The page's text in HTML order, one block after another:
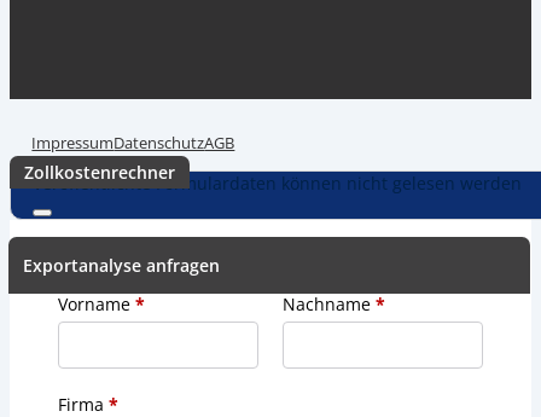
ImpressumDatenschutzAGB
Zollkostenrechner
Veröffentlichte Formulardaten können nicht gelesen werden
Exportanalyse anfragen
Vorname * Nachname *
Firma *